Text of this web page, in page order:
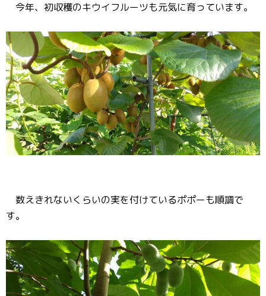
今年、初収穫のキウイフルーツも元気に育っています。
数えきれないくらいの実を付けているポポーも順調で
す。